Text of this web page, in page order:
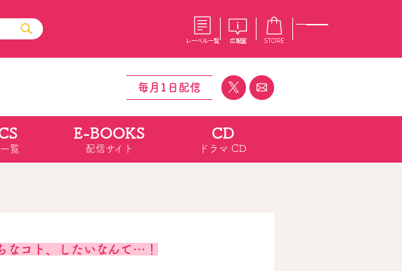
レーベル一覧 広報室 STORE
通販・NEWS
STORE
バーラップ広報室
採用情報
毎月1日配信
覧
E-BOOKS
配信サイト
CD
ドラマ CD
なコト、したいなんて…！